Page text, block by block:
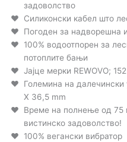
задоволство
Силиконски кабел што
Погоден за надворешна
100% водоотпорен за
потоплите бањи
Јајце мерки REWOVO;
Големина на далечински
X 36,5 mm
Време на полнење од 75
вистинско задоволство!
100% вегански вибратор